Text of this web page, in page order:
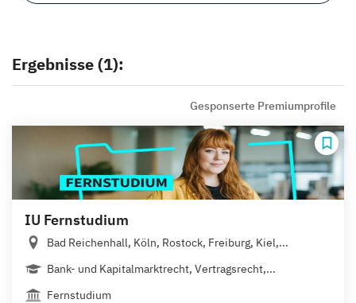
Ergebnisse (1):
Gesponserte Premiumprofile
IU Fernstudium
Bad Reichenhall, Köln, Rostock, Freiburg, Kiel,...
Bank- und Kapitalmarktrecht, Vertragsrecht,...
Fernstudium